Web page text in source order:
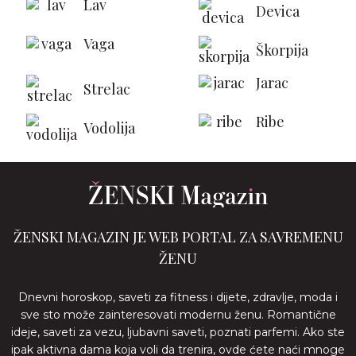
Lav
Devica
Vaga
Škorpija
Strelac Jarac
Vodolija Ribe
ŽENSKI MAGAZIN JE WEB PORTAL ZA SAVREMENU
ŽENU
Dnevni horoskop, saveti za fitness i dijete, zdravlje, moda i
sve sto može zainteresovati modernu ženu. Romantične
ideje, saveti za vezu, ljubavni saveti, poznati parfemi. Ako ste
ipak aktivna dama koja voli da trenira, ovde ćete naći mnoge